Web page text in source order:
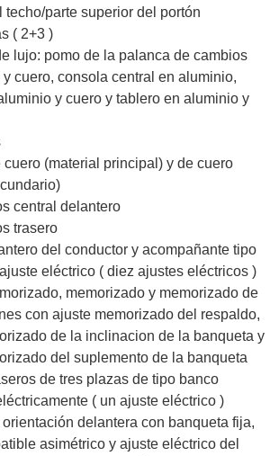
techo/parte superior del portón
( 2+3 )
lujo: pomo de la palanca de cambios
cuero, consola central en aluminio,
y cuero y tablero en aluminio y
cuero (material principal) y de cuero
central delantero
trasero
del conductor y acompañante tipo
eléctrico ( diez ajustes eléctricos )
memorizado y memorizado de
con ajuste memorizado del respaldo,
de la inclinacion de la banqueta y
del suplemento de la banqueta
de tres plazas de tipo banco
( un ajuste eléctrico )
delantera con banqueta fija,
asimétrico y ajuste eléctrico del